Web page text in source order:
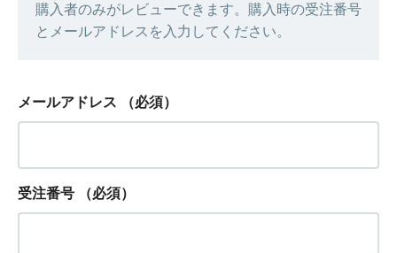
購入者のみがレビューできます。購入時の受注番号
とメールアドレスを入力してください。
メールアドレス （必須）
受注番号 （必須）